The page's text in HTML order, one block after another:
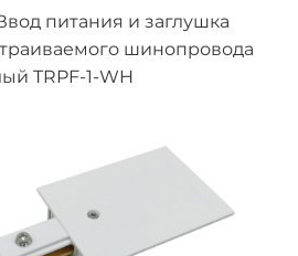
питания и заглушка
шинопровода
TRPF-1-WH